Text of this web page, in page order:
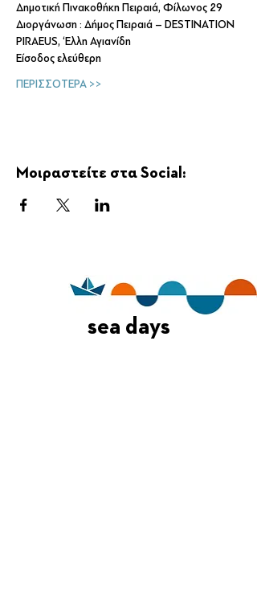
Δημοτική Πινακοθήκη Πειραιά, Φίλωνος 29
Διοργάνωση : Δήμος Πειραιά – DESTINATION
PIRAEUS, ‘Ελλη Αγιανίδη
Είσοδος ελεύθερη
ΠΕΡΙΣΣΟΤΕΡΑ >>
Μοιραστείτε στα Social:
sea days